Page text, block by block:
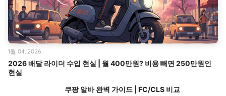
2026 배달 라이더 수입 현실 | 월 400만원? 비용 빼면 250만원인
현실
1월 04, 2026
쿠팡 알바 완벽 가이드 | FC/CLS 비교